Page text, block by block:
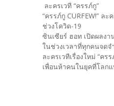
ละครเวที “ครรภ์กู”
“ครรภ์กู CURFEW!”
ช่วงโควิด-19
ซินเซียร์ ฮอท เปิดผลง
ในช่วงเวลาที่ทุกคนจด
ละครเวทีเรื่องใหม่ “ค
เพื่อนห้าคนในยุคที่โลก